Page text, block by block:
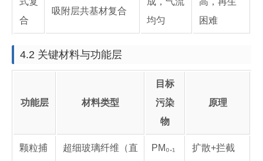
合
吸附层共基材复合
均匀
困难
4.2 关键材料与功能层
功能层 材料类型
目标
污染
物
原理
颗粒捕
超细玻璃纤维（直
PM₀.₁
扩散+拦截